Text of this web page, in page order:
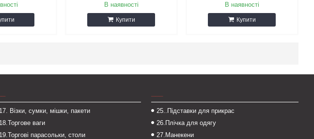
В наявності
Купити
В наявності
Купити
17. Візки, сумки, мішки, пакети
18.Торгове ваги
19.Торгові парасольки, столи
25..Підставки для прикрас
26.Плічка для одягу
27.Манекени